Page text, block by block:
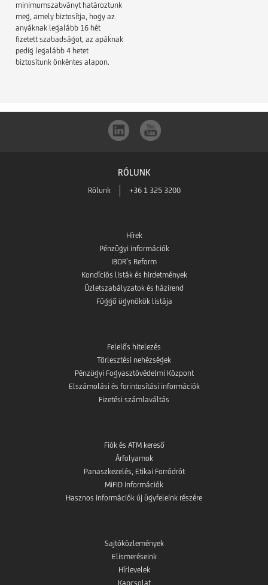
minimumszabványt határoztunk
meg, amely biztosítja, hogy az
anyáknak legalább 16 hét
fizetett szabadságot, az apáknak
pedig legalább 4 hetet
biztosítunk önkéntes alapon.
RÓLUNK
Rólunk +36 1 325 3200
Hírek
Pénzügyi információk
IBOR’s Reform
Kondíciós listák és hirdetmények
Üzletszabályzatok és házirend
Függő ügynökök listája
Felelős hitelezés
Törlesztési nehézségek
Pénzügyi Fogyasztóvédelmi Központ
Elszámolási és forintosítási információk
Fizetési számlaváltás
Fiók és ATM kereső
Árfolyamok
Panaszkezelés, Etikai Forródrót
MiFID információk
Hasznos információk új ügyfeleink részére
Sajtóközlemények
Elismeréseink
Hírlevelek
Kapcsolat